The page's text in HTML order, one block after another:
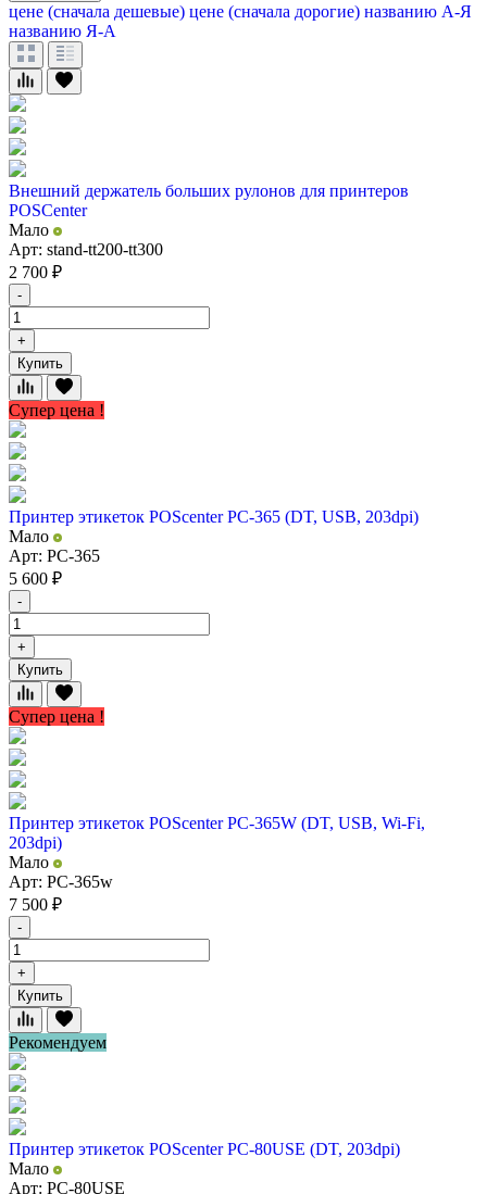
цене (сначала дешевые) цене (сначала дорогие) названию А-Я
названию Я-А
Внешний держатель больших рулонов для принтеров
POSCenter
Мало
Арт: stand-tt200-tt300
2 700 ₽
-
+
Купить
Супер цена !
Принтер этикеток POScenter PC-365 (DT, USB, 203dpi)
Мало
Арт: PC-365
5 600 ₽
-
+
Купить
Супер цена !
Принтер этикеток POScenter PC-365W (DT, USB, Wi-Fi,
203dpi)
Мало
Арт: PC-365w
7 500 ₽
-
+
Купить
Рекомендуем
Принтер этикеток POScenter PC-80USE (DT, 203dpi)
Мало
Арт: PC-80USE